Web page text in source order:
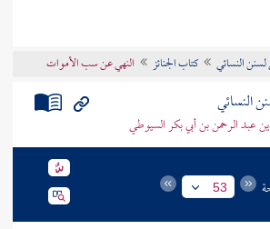
النسائي كتاب الجنائز النهي عن سب الأموات
النسائي
عبد الرحمن بن أبي بكر السيوطي
53